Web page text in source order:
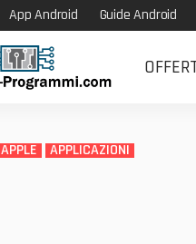
App Android Guide Android
APPLE APPLICAZIONI